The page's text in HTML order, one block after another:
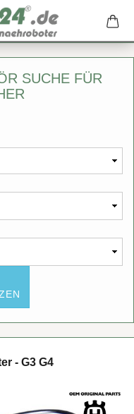
SUCHE FÜR
- G3 G4